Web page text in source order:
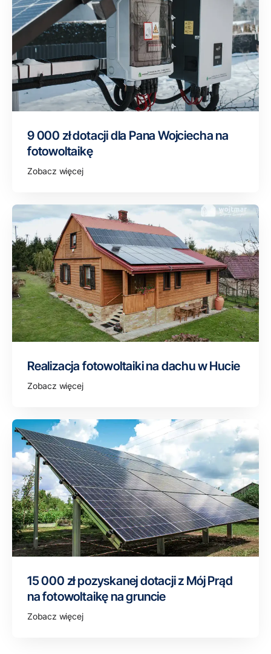
9 000 zł dotacji dla Pana Wojciecha na
fotowoltaikę
Zobacz więcej
Realizacja fotowoltaiki na dachu w Hucie
Zobacz więcej
15 000 zł pozyskanej dotacji z Mój Prąd
na fotowoltaikę na gruncie
Zobacz więcej